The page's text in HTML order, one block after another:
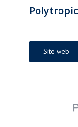
Polytropic
Site web